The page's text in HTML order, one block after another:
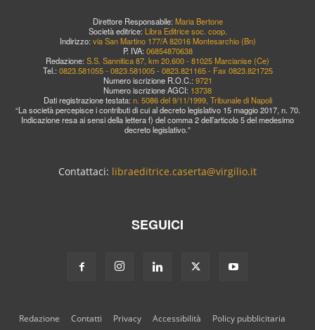
Direttore Responsabile: Maria Bertone
Società editrice: Libra Editrice soc. coop.
Indirizzo: via San Martino 177/A 82016 Montesarchio (Bn)
P. IVA: 06854870638
Redazione: S.S. Sannitica 87, km 20,600 - 81025 Marcianise (Ce)
Tel.: 0823.581055 - 0823.581005 - 0823.821165 - Fax 0823.821725
Numero iscrizione R.O.C.: 9721
Numero iscrizione AGCI: 13738
Dati registrazione testata: n. 5086 del 9/11/1999, Tribunale di Napoli
“La società percepisce i contributi di cui al decreto legislativo 15 maggio 2017, n. 70.
Indicazione resa ai sensi della lettera f) del comma 2 dell’articolo 5 del medesimo
decreto legislativo.”
Contattaci: libraeditrice.caserta@virgilio.it
SEGUICI
Redazione Contatti Privacy Accessibilità
Policy pubblicitaria